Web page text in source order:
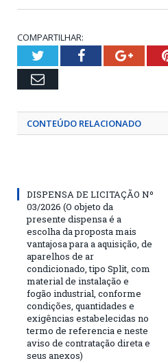
COMPARTILHAR:
TwitterFacebook
Email
CONTEÚDO RELACIONADO
DISPENSA DE LICITAÇÃO Nº
03/2026 (O objeto da
presente dispensa é a
escolha da proposta mais
vantajosa para a aquisição, de
aparelhos de ar
condicionado, tipo Split, com
material de instalação e
fogão industrial, conforme
condições, quantidades e
exigências estabelecidas no
termo de referencia e neste
aviso de contratação direta e
seus anexos)